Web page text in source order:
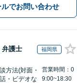
ルでお問い合わせ
弁護士 福岡県
方法(対面・
・ビデオな
営業時間：0
9:00~18:30